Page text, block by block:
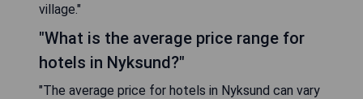
village."
"What is the average price range for
hotels in Nyksund?"
"The average price for hotels in Nyksund can vary